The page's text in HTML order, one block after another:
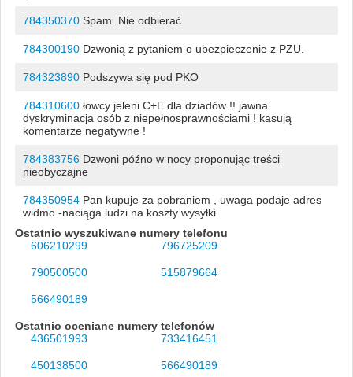
784350370Spam. Nie odbierać
784300190Dzwonią z pytaniem o ubezpieczenie z PZU.
784323890Podszywa się pod PKO
784310600łowcy jeleni C+E dla dziadów !! jawna
dyskryminacja osób z niepełnosprawnościami ! kasują
komentarze negatywne !
784383756Dzwoni późno w nocy proponując treści
nieobyczajne
784350954Pan kupuje za pobraniem , uwaga podaje adres
widmo -naciąga ludzi na koszty wysyłki
Ostatnio wyszukiwane numery telefonu
606210299
796725209
790500500 515879664
566490189
Ostatnio oceniane numery telefonów
436501993
733416451
450138500 566490189